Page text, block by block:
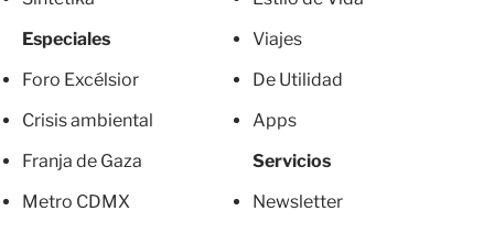
Especiales
Foro Excélsior
Crisis ambiental
Franja de Gaza
Metro CDMX
Viajes
De Utilidad
Apps
Servicios
Newsletter